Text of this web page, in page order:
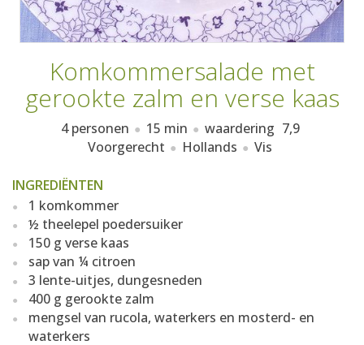
Komkommersalade met
gerookte zalm en verse kaas
4 personen 15 min waardering 7,9
Voorgerecht
Hollands Vis
INGREDIËNTEN
1 komkommer
½ theelepel poedersuiker
150 g verse kaas
sap van ¼ citroen
3 lente-uitjes, dungesneden
400 g gerookte zalm
mengsel van rucola, waterkers en mosterd- en
waterkers